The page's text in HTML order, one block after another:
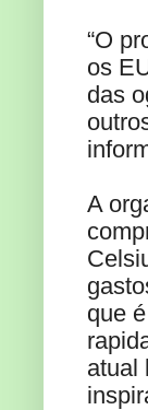
“O
os
das
A
que
atual